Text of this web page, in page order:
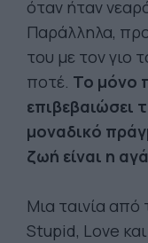
όταν ήταν
Παράλληλα,
του με τον γιο
ποτέ. Το μόνο
επιβεβαιώσει
μοναδικό
ζωή είναι η
Μια ταινία από
Stupid, Love